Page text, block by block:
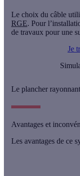
Le choix du câble
RGE. Pour
de travaux pour une
Je
Le plancher
Avantages et
Les avantages de ce